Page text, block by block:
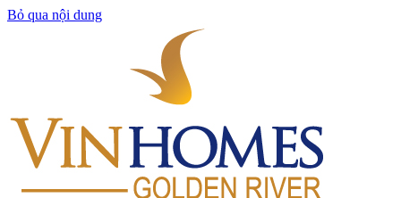
Bỏ qua nội dung